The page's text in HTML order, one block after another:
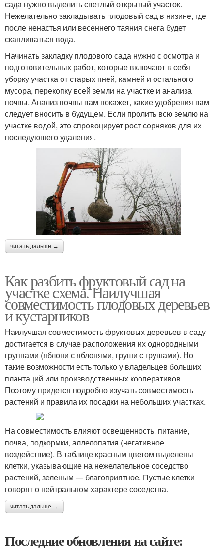
сада нужно выделить светлый открытый участок.
Нежелательно закладывать плодовый сад в низине, где
после ненастья или весеннего таяния снега будет
скапливаться вода.
Начинать закладку плодового сада нужно с осмотра и
подготовительных работ, которые включают в себя
уборку участка от старых пней, камней и остального
мусора, перекопку всей земли на участке и анализа
почвы. Анализ почвы вам покажет, какие удобрения вам
следует вносить в будущем. Если пролить всю землю на
участке водой, это спровоцирует рост сорняков для их
последующего удаления.
читать дальше →
Как разбить фруктовый сад на
участке схема. Наилучшая
совместимость плодовых деревьев
и кустарников
Наилучшая совместимость фруктовых деревьев в саду
достигается в случае расположения их однородными
группами (яблони с яблонями, груши с грушами). Но
такие возможности есть только у владельцев больших
плантаций или производственных кооперативов.
Поэтому придется подробно изучать совместимость
растений и правила их посадки на небольших участках.
На совместимость влияют освещенность, питание,
почва, подкормки, аллелопатия (негативное
воздействие). В таблице красным цветом выделены
клетки, указывающие на нежелательное соседство
растений, зеленым — благоприятное. Пустые клетки
говорят о нейтральном характере соседства.
читать дальше →
Последние обновления на сайте: